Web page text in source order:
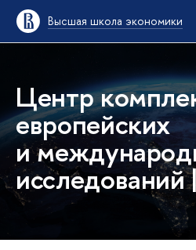
Высшая школа экономики
Центр
европейских
и